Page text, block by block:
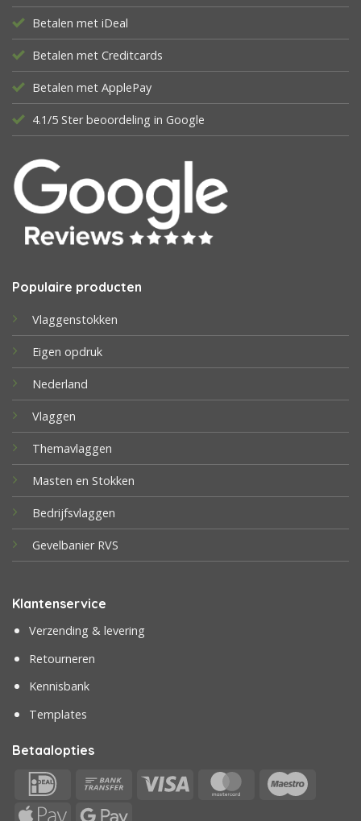
Betalen met iDeal
Betalen met Creditcards
Betalen met ApplePay
4.1/5 Ster beoordeling in Google
Populaire producten
Vlaggenstokken
Eigen opdruk
Nederland
Vlaggen
Themavlaggen
Masten en Stokken
Bedrijfsvlaggen
Gevelbanier RVS
Klantenservice
Verzending & levering
Retourneren
Kennisbank
Templates
Betaalopties
IDeal
Bank
Visa MasterCard
Apple
Google